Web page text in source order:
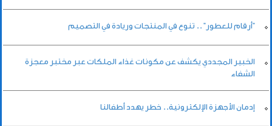
"أرقام للعطور" .. تنوع في المنتجات وريادة في التصميم
الخبير المجددي يكشف عن مكونات غذاء الملكات عبر مختبر معجزة
الشفاء
إدمان الأجهزة الإلكترونية.. خطر يهدد أطفالنا